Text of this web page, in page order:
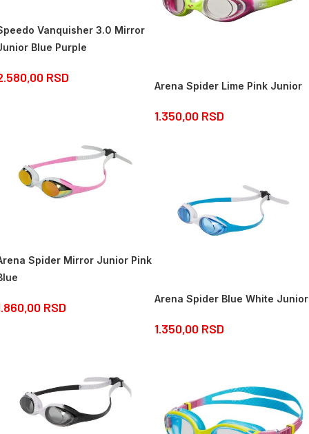
Vanquisher 3.0 Mirror
Blue Purple
RSD
Arena Spider Lime Pink Junior
1.350,00 RSD
Spider Mirror Junior Pink
RSD
Arena Spider Blue White Junior
1.350,00 RSD